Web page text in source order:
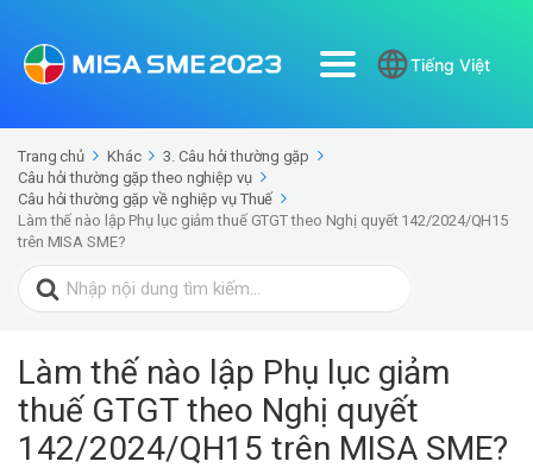
Tiếng Việt
Trang chủ Khác
3. Câu hỏi thường gặp
Câu hỏi thường gặp theo nghiệp vụ
Câu hỏi thường gặp về nghiệp vụ Thuế
Làm thế nào lập Phụ lục giảm thuế GTGT theo Nghị quyết 142/2024/QH15
trên MISA SME?
Search
for:
Làm thế nào lập Phụ lục giảm
thuế GTGT theo Nghị quyết
142/2024/QH15 trên MISA SME?